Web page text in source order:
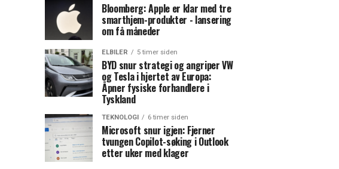
Bloomberg: Apple er klar med tre
smarthjem-produkter - lansering
om få måneder
ELBILER 5 timer siden
BYD snur strategi og angriper VW
og Tesla i hjertet av Europa:
Åpner fysiske forhandlere i
Tyskland
TEKNOLOGI 6 timer siden
Microsoft snur igjen: Fjerner
tvungen Copilot-søking i Outlook
etter uker med klager